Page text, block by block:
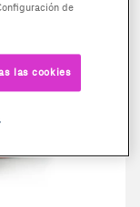
de
las cookies